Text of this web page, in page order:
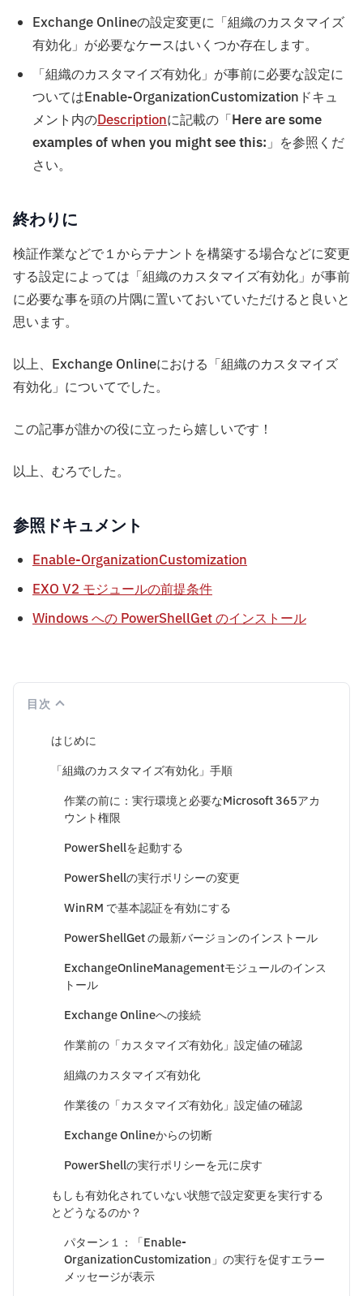
Exchange Onlineの設定変更に「組織のカスタマイズ
有効化」が必要なケースはいくつか存在します。
「組織のカスタマイズ有効化」が事前に必要な設定に
ついてはEnable-OrganizationCustomizationドキュ
メント内のDescriptionに記載の「Here are some
examples of when you might see this:」を参照くだ
さい。
終わりに
検証作業などで１からテナントを構築する場合などに変更
する設定によっては「組織のカスタマイズ有効化」が事前
に必要な事を頭の片隅に置いておいていただけると良いと
思います。
以上、Exchange Onlineにおける「組織のカスタマイズ
有効化」についてでした。
この記事が誰かの役に立ったら嬉しいです！
以上、むろでした。
参照ドキュメント
Enable-OrganizationCustomization
EXO V2 モジュールの前提条件
Windows への PowerShellGet のインストール
目次
はじめに
「組織のカスタマイズ有効化」手順
作業の前に：実行環境と必要なMicrosoft 365アカ
ウント権限
PowerShellを起動する
PowerShellの実行ポリシーの変更
WinRM で基本認証を有効にする
PowerShellGet の最新バージョンのインストール
ExchangeOnlineManagementモジュールのインス
トール
Exchange Onlineへの接続
作業前の「カスタマイズ有効化」設定値の確認
組織のカスタマイズ有効化
作業後の「カスタマイズ有効化」設定値の確認
Exchange Onlineからの切断
PowerShellの実行ポリシーを元に戻す
もしも有効化されていない状態で設定変更を実行する
とどうなるのか？
パターン１：「Enable-
OrganizationCustomization」の実行を促すエラー
メッセージが表示